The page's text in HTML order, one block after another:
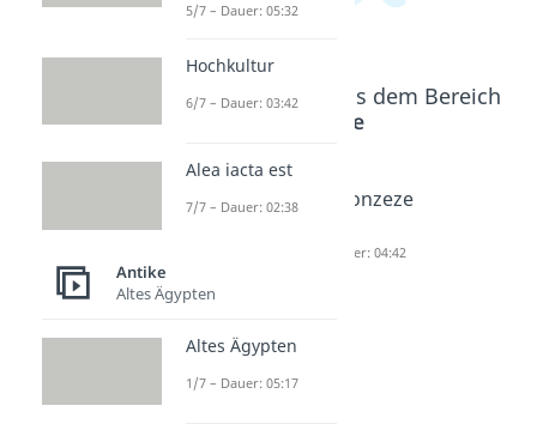
Beliebte Inhalte aus dem Bereich
Antike
Lateinisc
he
Dauer: 03:03
Aquädukt
Bronzeze
Dauer: 04:42
5/7 – Dauer: 05:32
Hochkultur
6/7 – Dauer: 03:42
Alea iacta est
7/7 – Dauer: 02:38
Antike
Altes Ägypten
Altes Ägypten
1/7 – Dauer: 05:17